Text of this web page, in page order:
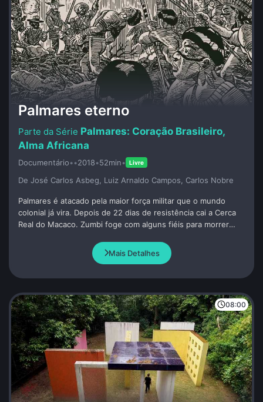
mundo contemporâneo e seus dilemas.
Palmares eterno
Palmares: Coração Brasileiro,
Alma Africana
Documentário••2018•52min• Livre
De José Carlos Asbeg, Luiz Arnaldo Campos, Carlos Nobre
Palmares é atacado pela maior força militar que o mundo
colonial já vira. Depois de 22 dias de resistência cai a Cerca
Real do Macaco. Zumbi foge com alguns fiéis para morrer
se rejubilam. Porém, a memória de Palmares segue viva,
inspirando gerações de brasileiros a lutarem por um mundo
Mais Detalhes
08:00